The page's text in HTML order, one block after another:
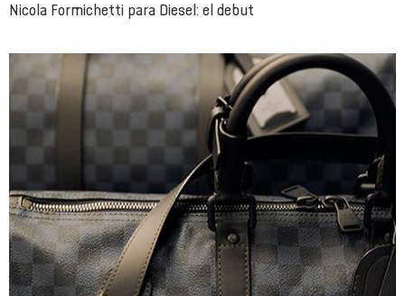
Nicola Formichetti para Diesel: el debut